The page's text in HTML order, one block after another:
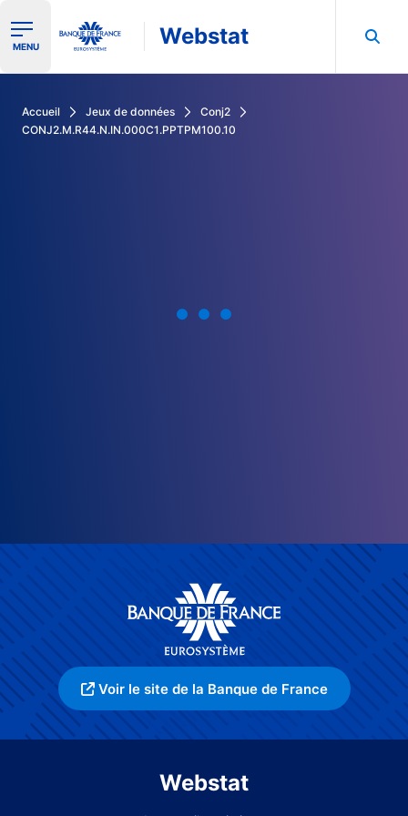
Ouvrir le menu de navigation
MENU Webstat
Accueil Jeux de données
Conj2
CONJ2.M.R44.N.IN.000C1.PPTPM100.10
Voir le site de la Banque de France
Webstat